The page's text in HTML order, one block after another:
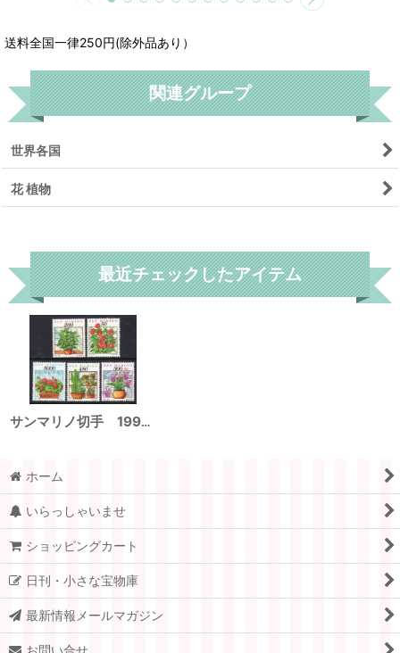
送料全国一律250円(除外品あり）
関連グループ
世界各国
花 植物
最近チェックしたアイテム
サンマリノ切手 1992年 花 植物 サボテン 5種
ホーム
いらっしゃいませ
ショッピングカート
日刊・小さな宝物庫
最新情報メールマガジン
お問い合せ